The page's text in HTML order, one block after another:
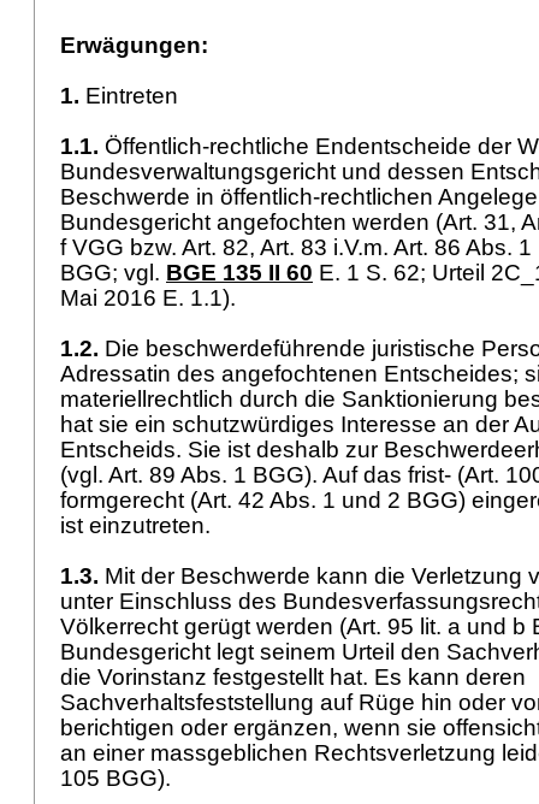
Erwägungen:
1. Eintreten
1.1. Öffentlich-rechtliche Endentscheide der
Bundesverwaltungsgericht und dessen
Beschwerde in öffentlich-rechtlichen
Bundesgericht angefochten werden (Art. 31,
f VGG bzw. Art. 82, Art. 83 i.V.m. Art. 86 Abs.
BGG; vgl. BGE 135 II 60 E. 1 S. 62; Urteil
Mai 2016 E. 1.1).
1.2. Die beschwerdeführende juristische
Adressatin des angefochtenen Entscheides;
materiellrechtlich durch die Sanktionierung
hat sie ein schutzwürdiges Interesse an der
Entscheids. Sie ist deshalb zur
(vgl. Art. 89 Abs. 1 BGG). Auf das frist- (Art.
formgerecht (Art. 42 Abs. 1 und 2 BGG)
ist einzutreten.
1.3. Mit der Beschwerde kann die Verletzung
unter Einschluss des
Völkerrecht gerügt werden (Art. 95 lit. a und b
Bundesgericht legt seinem Urteil den
die Vorinstanz festgestellt hat. Es kann deren
Sachverhaltsfeststellung auf Rüge hin oder
berichtigen oder ergänzen, wenn sie
an einer massgeblichen Rechtsverletzung
105 BGG).